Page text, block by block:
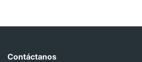
Contáctanos